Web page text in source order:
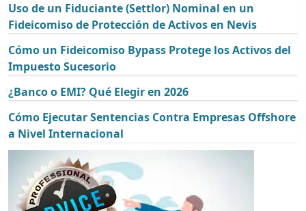
Uso de un Fiduciante (Settlor) Nominal en un
Fideicomiso de Protección de Activos en Nevis
Cómo un Fideicomiso Bypass Protege los Activos del
Impuesto Sucesorio
¿Banco o EMI? Qué Elegir en 2026
Cómo Ejecutar Sentencias Contra Empresas Offshore
a Nivel Internacional